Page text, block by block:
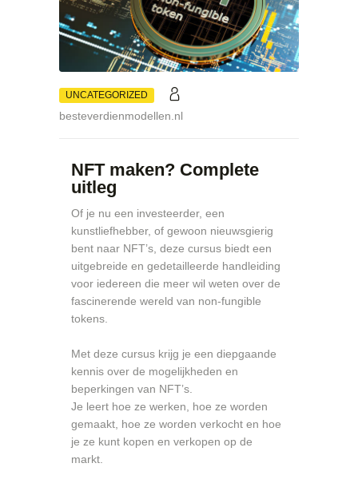
UNCATEGORIZED
besteverdienmodellen.nl
NFT maken? Complete
uitleg
Of je nu een investeerder, een
kunstliefhebber, of gewoon nieuwsgierig
bent naar NFT’s, deze cursus biedt een
uitgebreide en gedetailleerde handleiding
voor iedereen die meer wil weten over de
fascinerende wereld van non-fungible
tokens.
Met deze cursus krijg je een diepgaande
kennis over de mogelijkheden en
beperkingen van NFT’s.
Je leert hoe ze werken, hoe ze worden
gemaakt, hoe ze worden verkocht en hoe
je ze kunt kopen en verkopen op de
markt.